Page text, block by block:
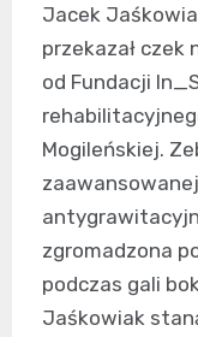
Jacek
przekazał czek
od Fundacji
Mogileńskiej.
zgromadzona
podczas gali
Jaśkowiak